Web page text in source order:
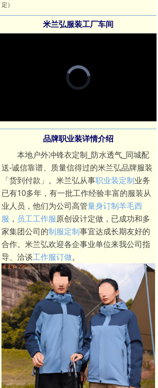
定）
本地户外冲锋衣定制_防水透气_同城配
送-诚信靠谱、质量信得过的米兰弘品牌服装
「货到付款」。米兰弘从事职业装定制业务
已有10多年，有一批工作经验丰富的服装从
业人员，他们为公司高管量身订制羊毛西
服 ， 员工工作服原创设计定做，已成功和多
家集团公司的制服定制事宜达成长期友好的
合作。米兰弘欢迎各企事业单位来我公司指
导、洽谈工作服订做。
Video
Player
is
loading.
0%
0%
米兰弘服装工厂车间
品牌职业装详情介绍